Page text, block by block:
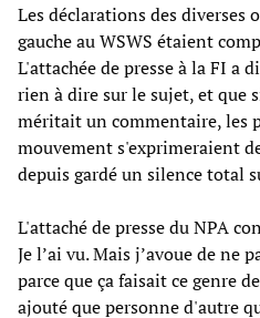
Les déclarations des diverses
gauche au WSWS étaient
L'attachée de presse à la FI a
rien à dire sur le sujet, et que
méritait un commentaire, les
mouvement s'exprimeraient
depuis gardé un silence total
L'attaché de presse du NPA
Je l’ai vu. Mais j’avoue de ne
parce que ça faisait ce genre
ajouté que personne d'autre